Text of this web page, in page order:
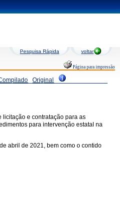
Pesquisa Rápida voltar
Página para impressão
Original
licitação e contratação para as
para intervenção estatal na
abril de 2021, bem como o contido